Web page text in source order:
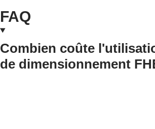
FAQ
Combien coûte
de dimensionnement